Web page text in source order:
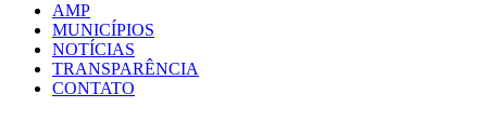
AMP
MUNICÍPIOS
NOTÍCIAS
TRANSPARÊNCIA
CONTATO